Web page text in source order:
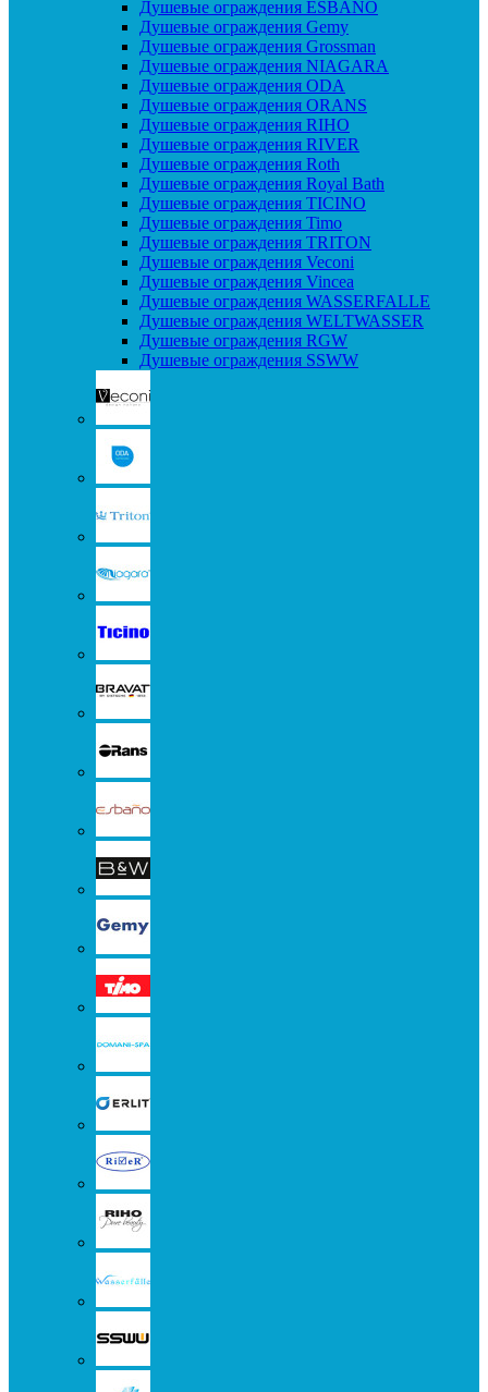
Душевые ограждения ESBANO
Душевые ограждения Gemy
Душевые ограждения Grossman
Душевые ограждения NIAGARA
Душевые ограждения ODA
Душевые ограждения ORANS
Душевые ограждения RIHO
Душевые ограждения RIVER
Душевые ограждения Roth
Душевые ограждения Royal Bath
Душевые ограждения TICINO
Душевые ограждения Timo
Душевые ограждения TRITON
Душевые ограждения Veconi
Душевые ограждения Vincea
Душевые ограждения WASSERFALLE
Душевые ограждения WELTWASSER
Душевые ограждения RGW
Душевые ограждения SSWW